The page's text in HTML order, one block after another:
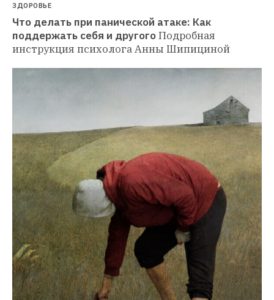
ЗДОРОВЬЕ
Что делать при панической атаке: Как
поддержать себя и другогоПодробная
инструкция психолога Анны Шипициной